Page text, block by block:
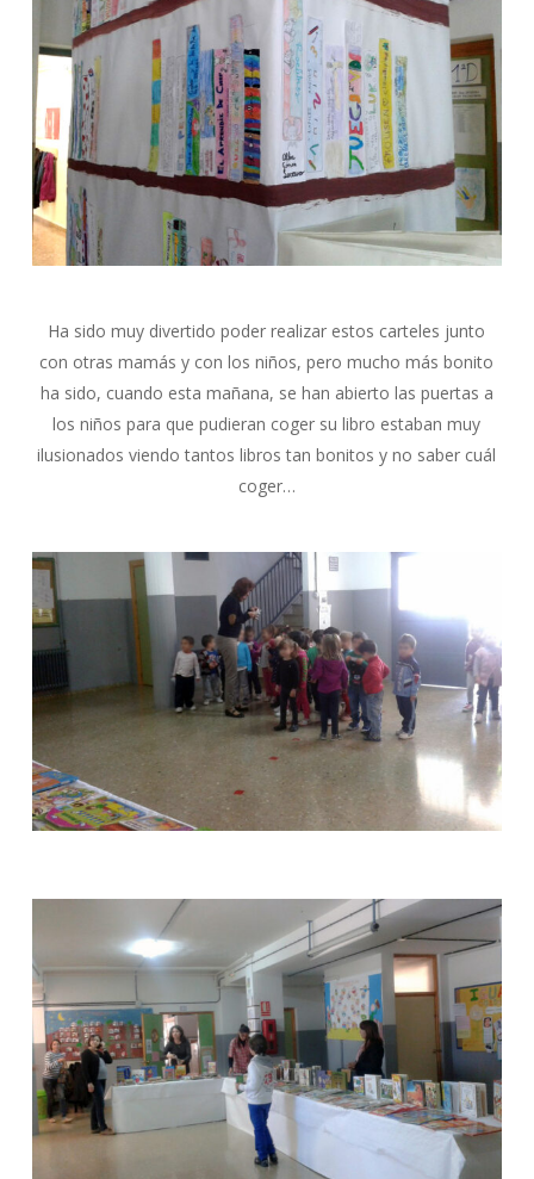
Ha sido muy divertido poder realizar estos carteles junto
con otras mamás y con los niños, pero mucho más bonito
ha sido, cuando esta mañana, se han abierto las puertas a
los niños para que pudieran coger su libro estaban muy
ilusionados viendo tantos libros tan bonitos y no saber cuál
coger…